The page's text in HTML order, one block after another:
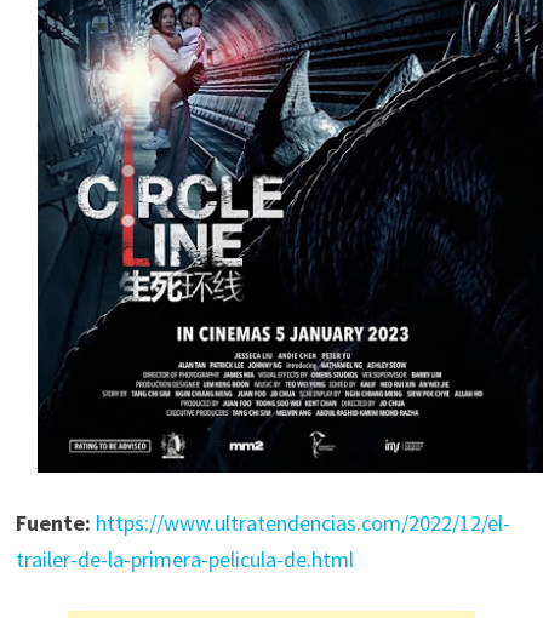
Fuente: https://www.ultratendencias.com/2022/12/el-
trailer-de-la-primera-pelicula-de.html